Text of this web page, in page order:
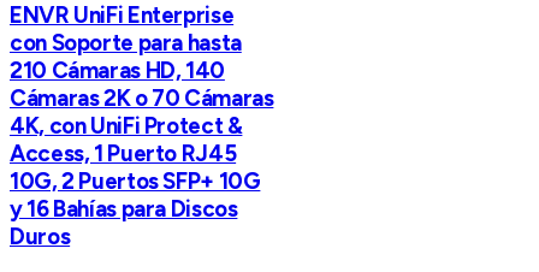
ENVR UniFi Enterprise
con Soporte para hasta
210 Cámaras HD, 140
Cámaras 2K o 70 Cámaras
4K, con UniFi Protect &
Access, 1 Puerto RJ45
10G, 2 Puertos SFP+ 10G
y 16 Bahías para Discos
Duros